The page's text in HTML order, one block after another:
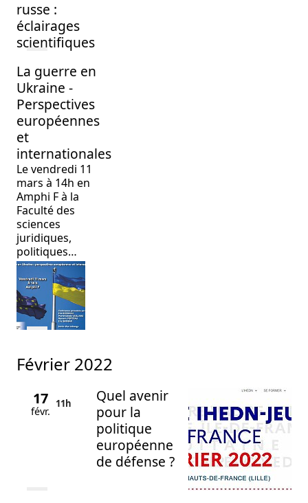
russe :
éclairages
scientifiques
La guerre en
Ukraine -
Perspectives
européennes
et
internationales
Le vendredi 11
mars à 14h en
Amphi F à la
Faculté des
sciences
juridiques,
politiques…
février 2022
17
févr.
11h
Quel avenir
pour la
politique
européenne
de défense ?